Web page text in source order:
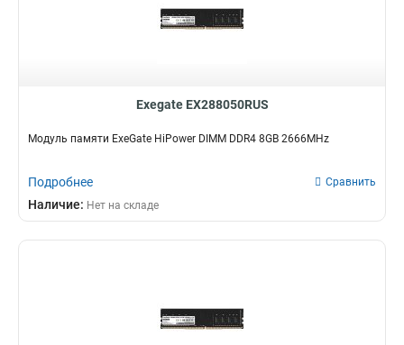
Exegate EX288050RUS
Модуль памяти ExeGate HiPower DIMM DDR4 8GB 2666MHz
Подробнее Сравнить
Наличие: Нет на складе